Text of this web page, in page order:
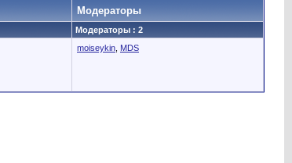
Модераторы
Модераторы : 2
moiseykin MDS